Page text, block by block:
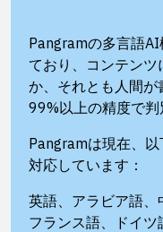
Pangramの多言語
ており、コンテン
か、それとも人間が
99%以上の精度で判
Pangramは現在、
対応しています：
英語、アラビア語、
フランス語、ドイ